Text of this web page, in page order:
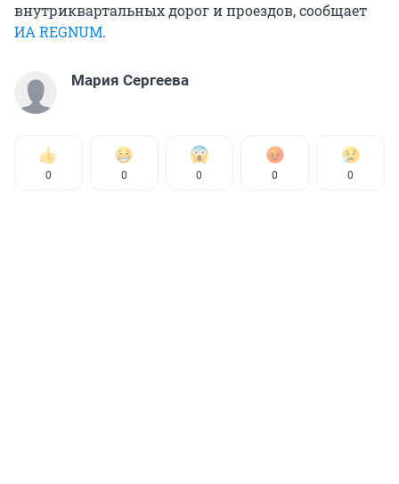
внутриквартальных дорог и проездов, сообщает
ИА REGNUM.
Мария Сергеева
0 0 0 0 0